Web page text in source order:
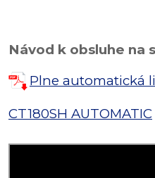
Návod k obsluhe na
Plne automatická
CT180SH AUTOMATIC